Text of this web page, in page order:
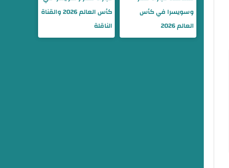
وسويسرا في كأس
العالم 2026
كأس العالم 2026 والقناة
الناقلة